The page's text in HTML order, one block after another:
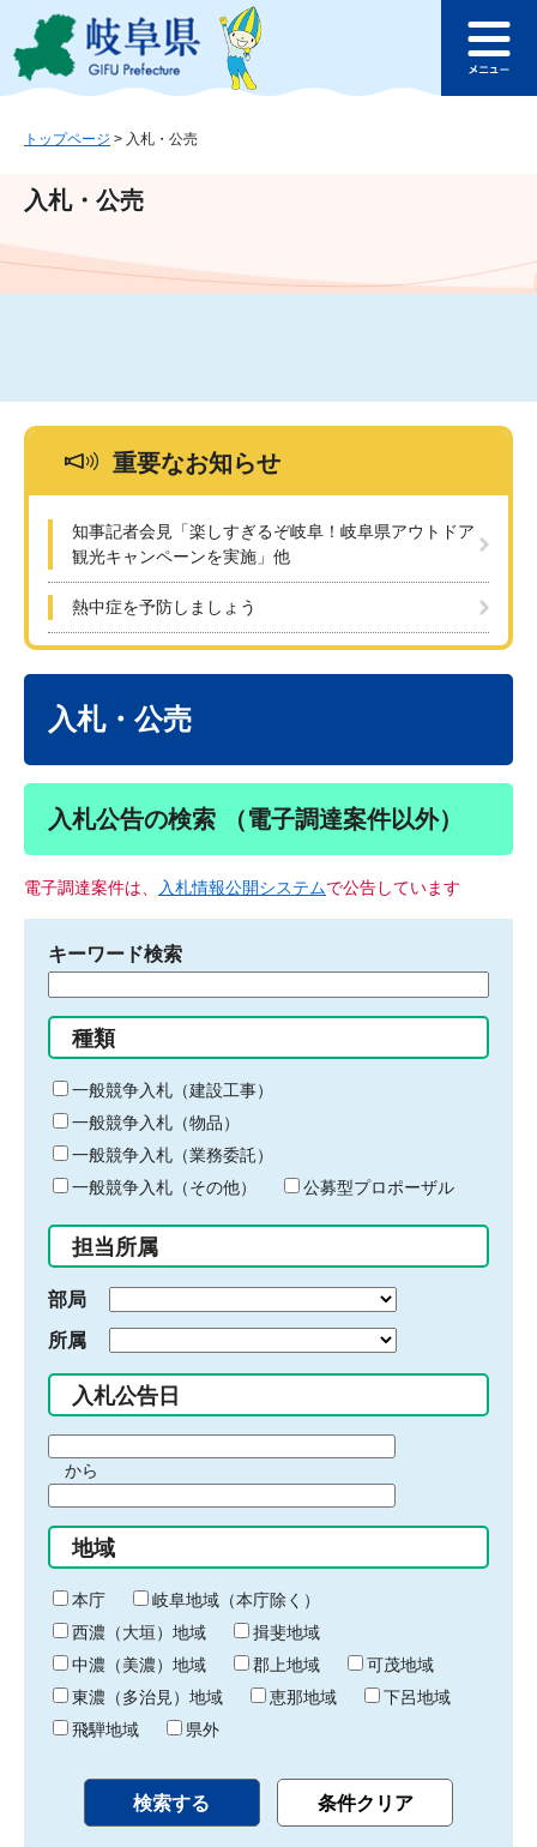
ジ
ュ
文
このページの本文へ
ュ
トップページ > 入札・公売
入札・公売
重要なお知らせ
知事記者会見「楽しすぎるぞ岐阜！岐阜県アウトドア
観光キャンペーンを実施」他
熱中症を予防しましょう
入札・公売
入札公告の検索 （電子調達案件以外）
電子調達案件は、 入札情報公開システムで公告しています
キーワード検索
る
キ
ー
ワ
ー
ド
入
力
種類
一般競争入札（建設工事）
一般競争入札（物品）
一般競争入札（業務委託）
一般競争入札（その他）
公募型プロポーザル
担当所属
部局
所属
入札公告日
間
始
り
から
間
終
わ
り
地域
本庁
岐阜地域（本庁除く）
西濃（大垣）地域
揖斐地域
中濃（美濃）地域
郡上地域
可茂地域
東濃（多治見）地域
恵那地域
下呂地域
飛騨地域
県外